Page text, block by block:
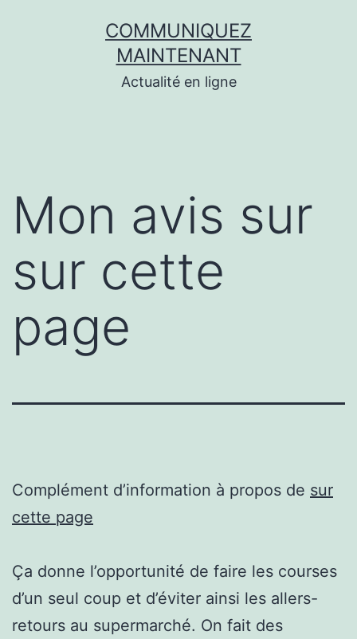
COMMUNIQUEZ
MAINTENANT
Actualité en ligne
Mon avis sur
sur cette
page
Complément d’information à propos de sur
cette page
Ça donne l’opportunité de faire les courses
d’un seul coup et d’éviter ainsi les allers-
retours au supermarché. On fait des